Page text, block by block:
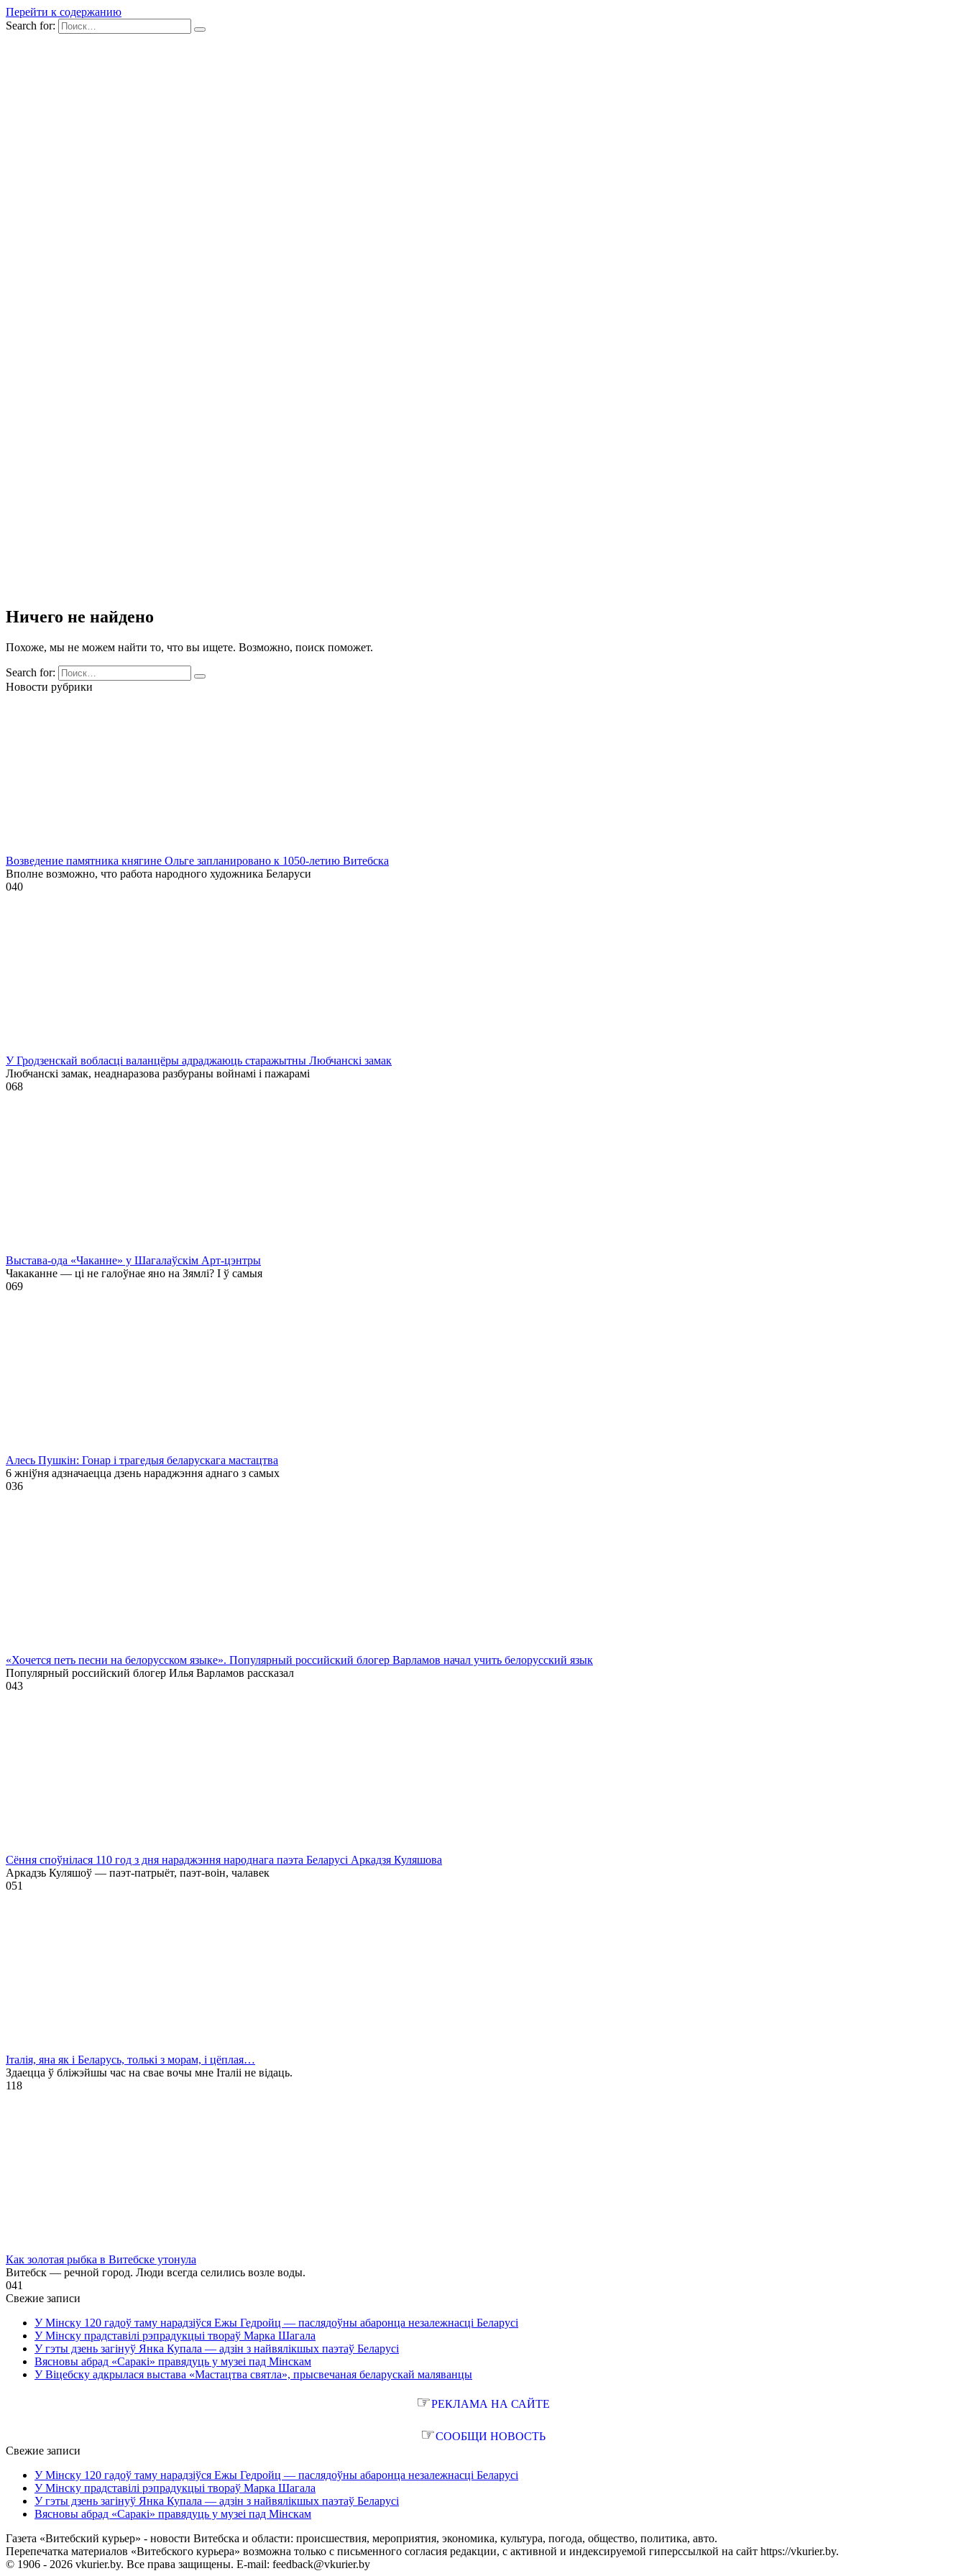
Перейти к содержанию
Search for:
Ничего не найдено
Похоже, мы не можем найти то, что вы ищете. Возможно, поиск поможет.
Search for:
Новости рубрики
Возведение памятника княгине Ольге запланировано к 1050-летию Витебска
Вполне возможно, что работа народного художника Беларуси
040
У Гродзенскай вобласці валанцёры адраджаюць старажытны Любчанскі замак
Любчанскі замак, неаднаразова разбураны войнамі і пажарамі
068
Выстава-ода «Чаканне» у Шагалаўскім Арт-цэнтры
Чакаканне — ці не галоўнае яно на Зямлі? І ў самыя
069
Алесь Пушкін: Гонар і трагедыя беларускага мастацтва
6 жніўня адзначаецца дзень нараджэння аднаго з самых
036
«Хочется петь песни на белорусском языке». Популярный российский блогер Варламов начал учить белорусский язык
Популярный российский блогер Илья Варламов рассказал
043
Сёння споўнілася 110 год з дня нараджэння народнага паэта Беларусі Аркадзя Куляшова
Аркадзь Куляшоў — паэт-патрыёт, паэт-воін, чалавек
051
Італія, яна як і Беларусь, толькі з морам, і цёплая…
Здаецца ў бліжэйшы час на свае вочы мне Італіі не відаць.
118
Как золотая рыбка в Витебске утонула
Витебск — речной город. Люди всегда селились возле воды.
041
Свежие записи
У Мінску 120 гадоў таму нарадзіўся Ежы Гедройц — паслядоўны абаронца незалежнасці Беларусі
У Мінску прадставілі рэпрадукцыі твораў Марка Шагала
У гэты дзень загінуў Янка Купала — адзін з найвялікшых паэтаў Беларусі
Вясновы абрад «Саракі» правядуць у музеі пад Мінскам
У Віцебску адкрылася выстава «Мастацтва святла», прысвечаная беларускай маляванцы
☞РЕКЛАМА НА САЙТЕ
☞СООБЩИ НОВОСТЬ
Свежие записи
У Мінску 120 гадоў таму нарадзіўся Ежы Гедройц — паслядоўны абаронца незалежнасці Беларусі
У Мінску прадставілі рэпрадукцыі твораў Марка Шагала
У гэты дзень загінуў Янка Купала — адзін з найвялікшых паэтаў Беларусі
Вясновы абрад «Саракі» правядуць у музеі пад Мінскам
Газета «Витебский курьер» - новости Витебска и области: происшествия, мероприятия, экономика, культура, погода, общество, политика, авто.
Перепечатка материалов «Витебского курьера» возможна только с письменного согласия редакции, с активной и индексируемой гиперссылкой на сайт https://vkurier.by.
© 1906 - 2026 vkurier.by. Все права защищены. E-mail: feedback@vkurier.by